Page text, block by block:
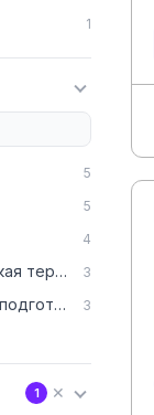
1
5
5
4
Когнитивно-поведенческая терапия 3
Профессиональная переподготовка 3
1 ✕